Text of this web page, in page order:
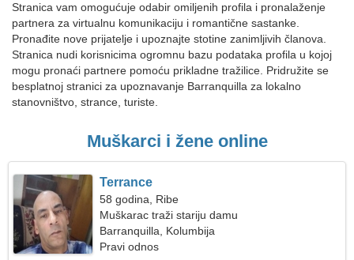
Stranica vam omogućuje odabir omiljenih profila i pronalaženje
partnera za virtualnu komunikaciju i romantične sastanke.
Pronađite nove prijatelje i upoznajte stotine zanimljivih članova.
Stranica nudi korisnicima ogromnu bazu podataka profila u kojoj
mogu pronaći partnere pomoću prikladne tražilice. Pridružite se
besplatnoj stranici za upoznavanje Barranquilla za lokalno
stanovništvo, strance, turiste.
Muškarci i žene online
Terrance
58 godina, Ribe
Muškarac traži stariju damu
Barranquilla, Kolumbija
Pravi odnos